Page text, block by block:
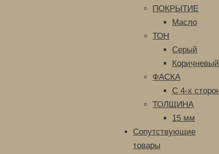
ПОКРЫТИЕ
Масло
ТОН
Серый
Коричневый
ФАСКА
С 4-х
ТОЛЩИНА
15 мм
Сопутствующие
товары